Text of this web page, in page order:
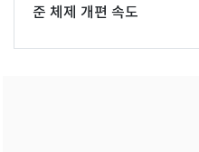
준 체제 개편 속도